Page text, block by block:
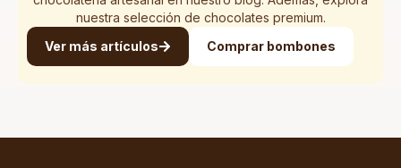
nuestra selección de chocolates premium.
Ver más artículos
Comprar bombones